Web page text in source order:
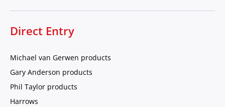
Direct Entry
Michael van Gerwen products
Gary Anderson products
Phil Taylor products
Harrows